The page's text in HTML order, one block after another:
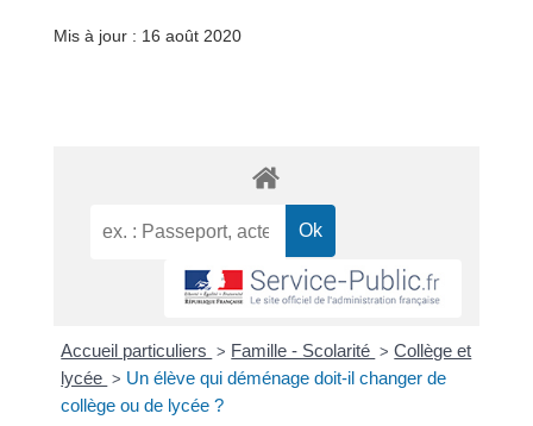
Mis à jour : 16 août 2020
Accueil particuliers > Famille - Scolarité > Collège et
lycée > Un élève qui déménage doit-il changer de
collège ou de lycée ?